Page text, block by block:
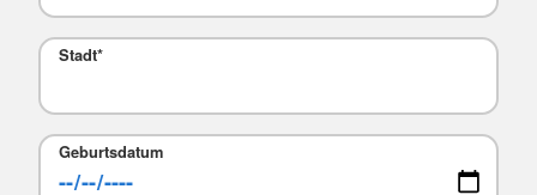
Stadt*
Geburtsdatum